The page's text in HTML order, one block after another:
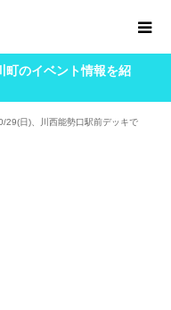
町のイベント情報を紹
29(日)、川西能勢口駅前デッキで